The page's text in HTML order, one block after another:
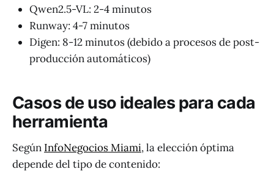
Qwen2.5-VL: 2-4 minutos
Runway: 4-7 minutos
Digen: 8-12 minutos (debido a procesos de post-
producción automáticos)
Casos de uso ideales para cada
herramienta
Según InfoNegocios Miami, la elección óptima
depende del tipo de contenido: